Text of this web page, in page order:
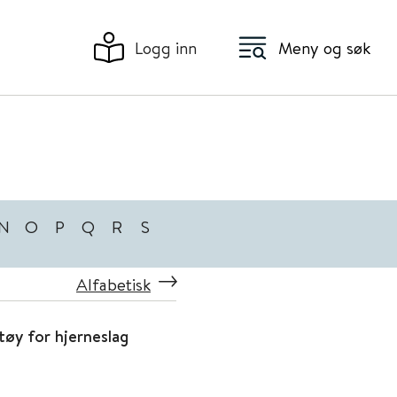
Logg inn Meny og søk
O P Q R S
Alfabetisk
for hjerneslag